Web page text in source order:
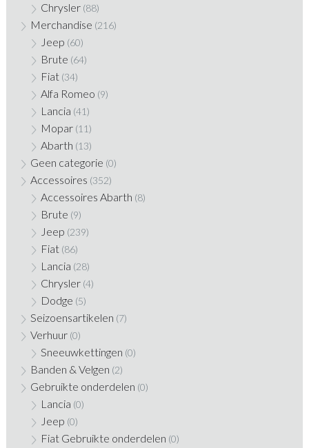
Chrysler (88)
Merchandise (216)
Jeep (60)
Brute (64)
Fiat (34)
Alfa Romeo (9)
Lancia (41)
Mopar (11)
Abarth (13)
Geen categorie (0)
Accessoires (352)
Accessoires Abarth (8)
Brute (9)
Jeep (239)
Fiat (86)
Lancia (28)
Chrysler (4)
Dodge (5)
Seizoensartikelen (7)
Verhuur (0)
Sneeuwkettingen (0)
Banden & Velgen (2)
Gebruikte onderdelen (0)
Lancia (0)
Jeep (0)
Fiat Gebruikte onderdelen (0)